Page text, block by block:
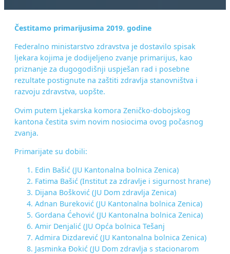
Čestitamo primarijusima 2019. godine
Federalno ministarstvo zdravstva je dostavilo spisak
ljekara kojima je dodijeljeno zvanje primarijus, kao
priznanje za dugogodišnji uspješan rad i posebne
rezultate postignute na zaštiti zdravlja stanovništva i
razvoju zdravstva, uopšte.
Ovim putem Ljekarska komora Zeničko-dobojskog
kantona čestita svim novim nosiocima ovog počasnog
zvanja.
Primarijate su dobili:
Edin Bašić (JU Kantonalna bolnica Zenica)
Fatima Bašić (Institut za zdravlje i sigurnost hrane)
Dijana Bošković (JU Dom zdravlja Zenica)
Adnan Bureković (JU Kantonalna bolnica Zenica)
Gordana Ćehović (JU Kantonalna bolnica Zenica)
Amir Denjalić (JU Opća bolnica Tešanj
Admira Dizdarević (JU Kantonalna bolnica Zenica)
Jasminka Đokić (JU Dom zdravlja s stacionarom